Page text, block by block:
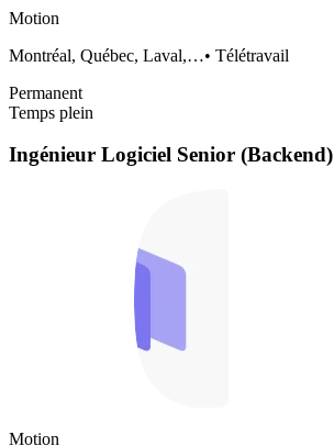
Motion
Montréal, Québec, Laval,…• Télétravail
Permanent
Temps plein
Ingénieur Logiciel Senior (Backend)
Motion